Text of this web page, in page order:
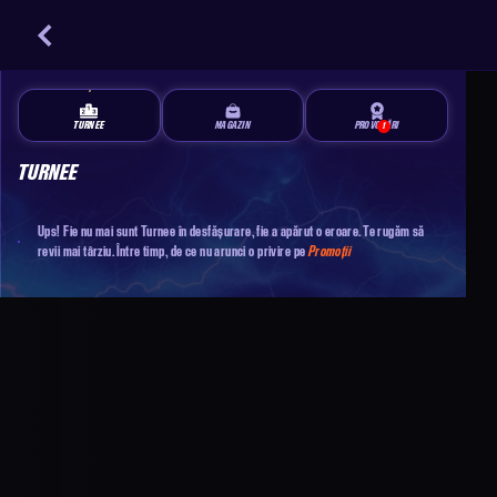
TURNEE MAGAZIN 1
PROVOCĂRI
TURNEE
Ups! Fie nu mai sunt Turnee în desfășurare, fie a apărut o eroare. Te rugăm să
revii mai târziu. Între timp, de ce nu arunci o privire pePromoții